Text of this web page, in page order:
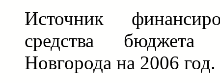
Источник
средства
Новгорода на 2006 год.